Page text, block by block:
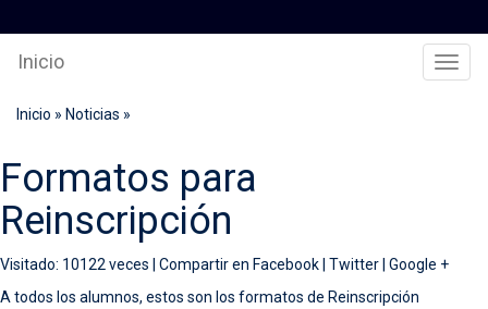
Inicio
Inicio » Noticias »
Formatos para
Reinscripción
Visitado: 10122 veces | Compartir en Facebook Twitter Google +
A todos los alumnos, estos son los formatos de Reinscripción